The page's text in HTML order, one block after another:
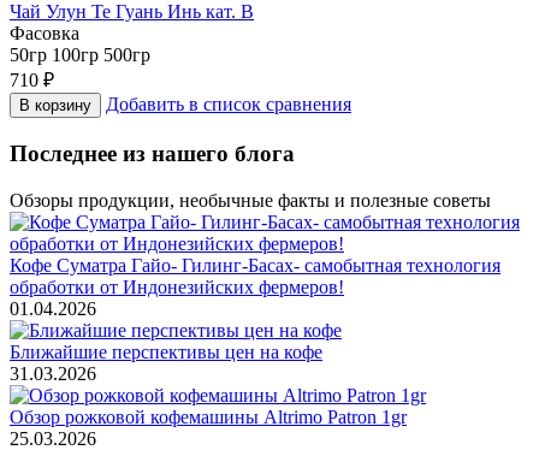
Чай Улун Те Гуань Инь кат. В
Фасовка
50гр 100гр 500гр
710 ₽
В корзину Добавить в список сравнения
Последнее из нашего блога
Обзоры продукции, необычные факты и полезные советы
Кофе Суматра Гайо- Гилинг-Басах- самобытная технология
обработки от Индонезийских фермеров!
01.04.2026
Ближайшие перспективы цен на кофе
31.03.2026
Обзор рожковой кофемашины Altrimo Patron 1gr
25.03.2026